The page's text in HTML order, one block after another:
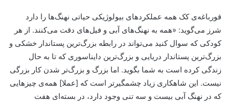
قورباغه‌ی کک همه عملکردهای بیولوژیکی حیاتی نهنگ‌ها را دارد
شرز می‌گوید: «همه به نهنگ‌های آبی و فیل‌های دقت می‌کنند. از هر
کودکی که سوال کنید می‌تواند در رابطه بزرگ‌ترین پستاندار خشکی و
بزرگ‌ترین پستاندار دریایی و بزرگ‌ترین دایناسوری که تا به حال
زندگی کرده است به شما بگوید. اما بزرگ و بزرگ‌تر شدن کار بزرگی
نیست. این شاهکاری زیاد چشمگیرتر است که [عملا] همه‌ی چیزهایی
که در نهنگ آبی بیست و سه تنی وجود دارد، در بسته‌ای هفت